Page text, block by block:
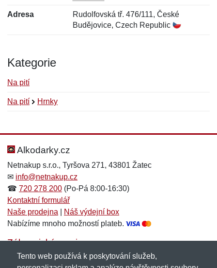
Adresa
Rudolfovská tř. 476/111, České
Budějovice, Czech Republic
Kategorie
Na pití
Na pití Hrnky
Hodnocení:
Jméno: *
Jméno:
E-mail:*
Alkodarky.cz
Netnakup s.r.o., Tyršova 271, 43801 Žatec
✉ info@netnakup.cz
☎ 720 278 200 (Po-Pá 8:00-16:30)
Kontaktní formulář
Naše prodejna
Náš výdejní box
Nabízíme mnoho možností plateb.
Zákaznický servis
Novinky emailem
Tento web používá k poskytování služeb,